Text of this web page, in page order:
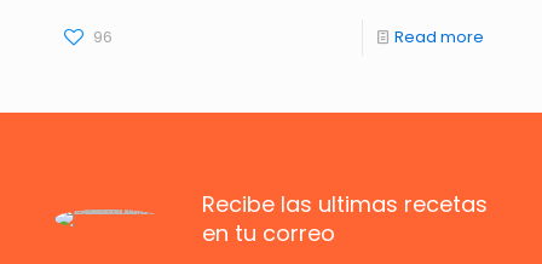
96 Read more
Recibe las ultimas recetas
en tu correo